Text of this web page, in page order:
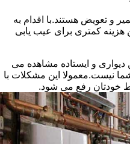
و تعویض هستند.با اقدام به
کمتری برای عیب یابی
و ایستاده مشاهده می
نیست.معمولا این مشکلات با
خودتان رفع می شود.